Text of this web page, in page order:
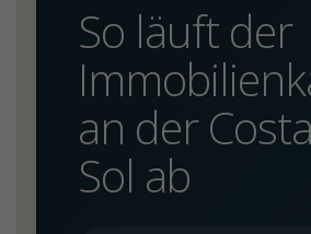
So läuft der
an der
Sol ab